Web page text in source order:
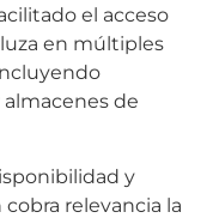
el acceso
en múltiples
de
y
relevancia la